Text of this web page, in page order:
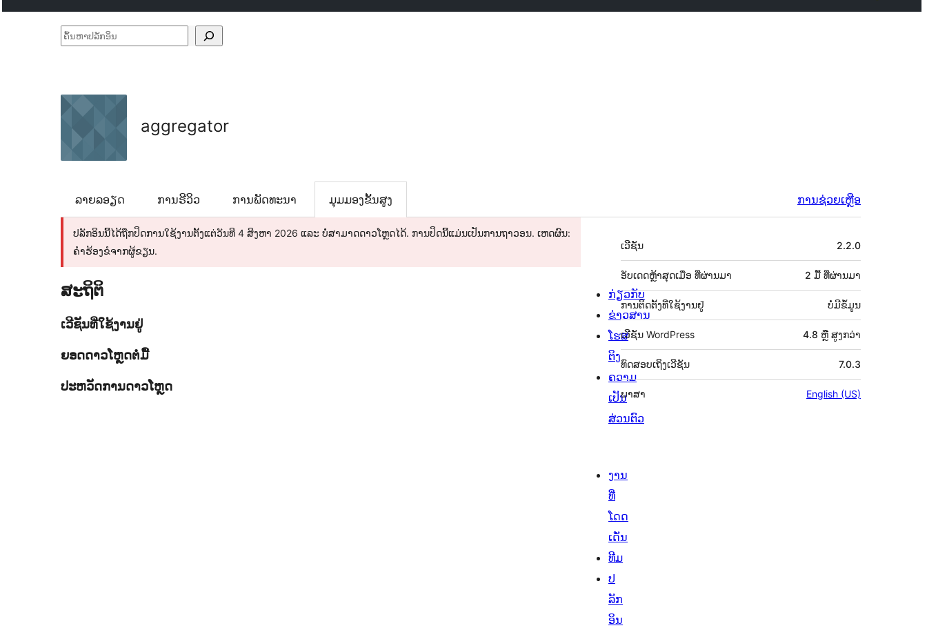
ຄົ້ນ
ລັກ
aggregator
ລາຍລອຽດ ການຣີວິວ ການພັດທະນາ ມຸມມອງຂັ້ນສູງ ການຊ່ວຍເຫຼືອ
ປລັກອິນນີ້ໄດ້ຖືກປິດການໃຊ້ງານຕັ້ງແຕ່ວັນທີ 4 ສິງຫາ 2026 ແລະ ບໍ່ສາມາດດາວໂຫຼດໄດ້. ການປິດນີ້ແມ່ນເປັນການຖາວອນ. ເຫດຜົນ:
ຄຳຮ້ອງຂໍຈາກຜູ້ຂຽນ.
ສະຖິຕິ
ເວີຊັນທີ່ໃຊ້ງານຢູ່
ຍອດດາວໂຫຼດຕໍ່ມື້
ປະຫວັດການດາວໂຫຼດ
ຂໍ້ມູນ
ກຳກັບ
(Meta)
ເວີຊັນ 2.2.0
ອັບເດດຫຼ້າສຸດເມື່ອ 2 ມື້ ທີ່ຜ່ານມາ
ທີ່ຜ່ານມາ
ການຕິດຕັ້ງທີ່ໃຊ້ງານຢູ່ ບໍ່ມີຂໍ້ມູນ
ເວີຊັນ WordPress 4.8 ຫຼື ສູງກວ່າ
ທົດສອບເຖິງເວີຊັນ 7.0.3
ພາສາ English (US)
ກ່ຽວກັບ
ຂ່າວສານ
ໂຮສ
ຕິງ
ຄວາມ
ເປັນ
ສ່ວນຕົວ
ງານ
ທີ່
ໂດດ
ເດັ່ນ
ທີມ
ປ
ລັກ
ອິນ